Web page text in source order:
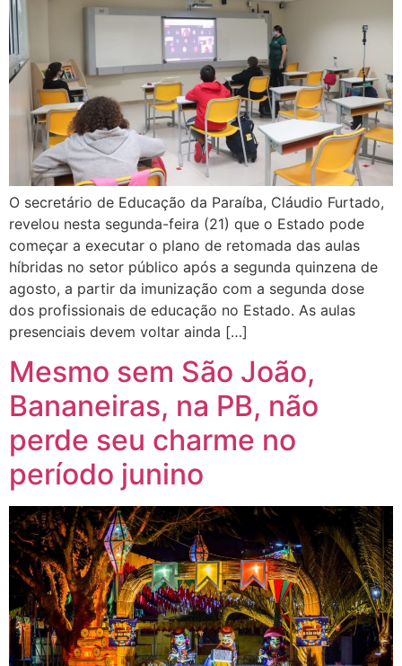
O secretário de Educação da Paraíba, Cláudio Furtado,
revelou nesta segunda-feira (21) que o Estado pode
começar a executar o plano de retomada das aulas
híbridas no setor público após a segunda quinzena de
agosto, a partir da imunização com a segunda dose
dos profissionais de educação no Estado. As aulas
presenciais devem voltar ainda […]
Mesmo sem São João,
Bananeiras, na PB, não
perde seu charme no
período junino